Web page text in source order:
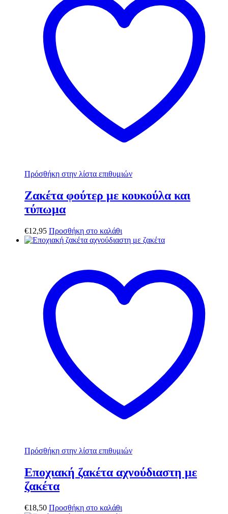
Πρόσθήκη στην λίστα επιθυμιών
Ζακέτα φούτερ με κουκούλα και
τύπωμα
€12,95 Προσθήκη στο καλάθι
Πρόσθήκη στην λίστα επιθυμιών
Εποχιακή ζακέτα αχνούδιαστη με
ζακέτα
€18,50 Προσθήκη στο καλάθι